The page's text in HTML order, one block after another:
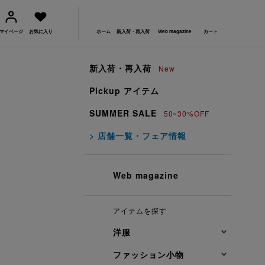
イページ お気に入り ホーム 新入荷・再入荷 Web magazine カート
新入荷・再入荷 New
Pickup アイテム
SUMMER SALE
50~30%OFF
> 店舗一覧・フェア情報
Web magazine
アイテムを探す
洋服
ファッション小物